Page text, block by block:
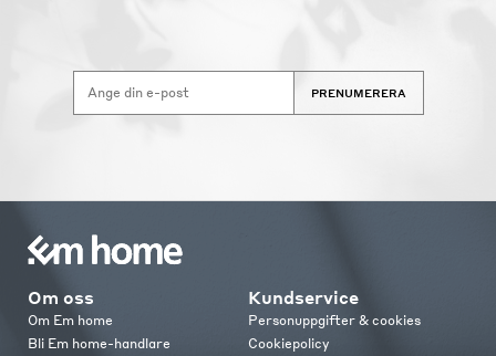
PRENUMERERA
Om oss
Om Em home
Bli Em home-handlare
Kundservice
Personuppgifter & cookies
Cookiepolicy